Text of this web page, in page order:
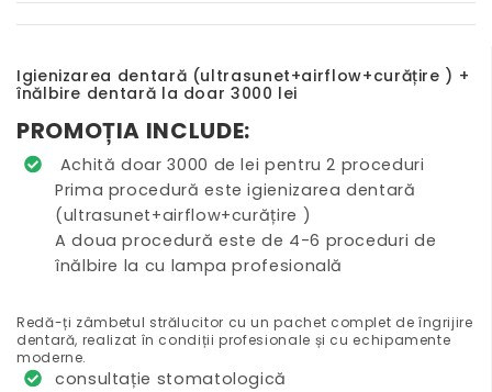
Igienizarea dentară (ultrasunet+airflow+curățire ) +
înălbire dentară la doar 3000 lei
PROMOȚIA INCLUDE:
Achită doar 3000 de lei pentru 2 proceduri
Prima procedură este igienizarea dentară
(ultrasunet+airflow+curățire )
A doua procedură este de 4-6 proceduri de
înălbire la cu lampa profesională
Redă-ți zâmbetul strălucitor cu un pachet complet de îngrijire
dentară, realizat în condiții profesionale și cu echipamente
moderne.
consultație stomatologică